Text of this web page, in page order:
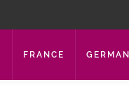
FRANCE